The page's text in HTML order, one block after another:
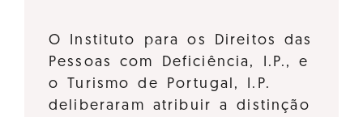
O Instituto para os Direitos das
Pessoas com Deficiência, I.P., e
o Turismo de Portugal, I.P.
deliberaram atribuir a distinção